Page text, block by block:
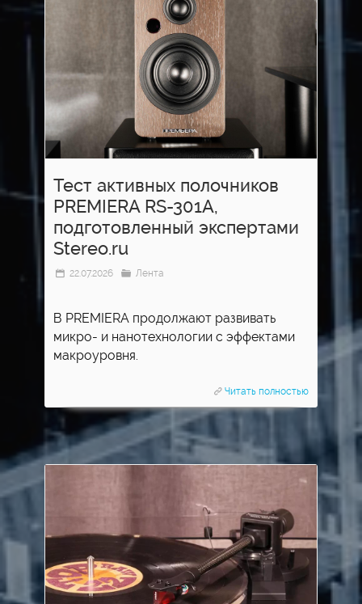
Тест активных полочников
PREMIERA RS-301A,
подготовленный экспертами
Stereo.ru
22.07.2026 Лента
В PREMIERA продолжают развивать
микро- и нанотехнологии с эффектами
макроуровня.
Читать полностью